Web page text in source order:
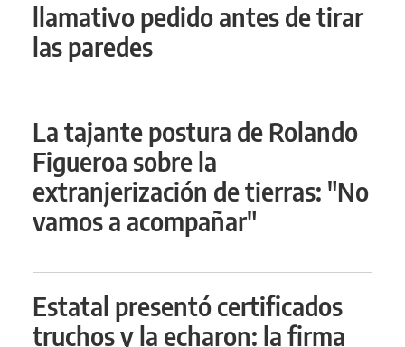
llamativo pedido antes de tirar
las paredes
La tajante postura de Rolando
Figueroa sobre la
extranjerización de tierras: "No
vamos a acompañar"
Estatal presentó certificados
truchos y la echaron: la firma